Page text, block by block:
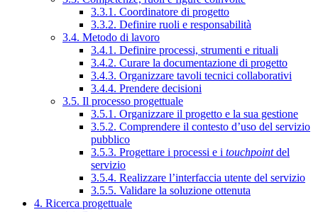
3.3.1. Coordinatore di progetto
3.3.2. Definire ruoli e responsabilità
3.4. Metodo di lavoro
3.4.1. Definire processi, strumenti e rituali
3.4.2. Curare la documentazione di progetto
3.4.3. Organizzare tavoli tecnici collaborativi
3.4.4. Prendere decisioni
3.5. Il processo progettuale
3.5.1. Organizzare il progetto e la sua gestione
3.5.2. Comprendere il contesto d’uso del servizio
pubblico
3.5.3. Progettare i processi e i touchpointdel
servizio
3.5.4. Realizzare l’interfaccia utente del servizio
3.5.5. Validare la soluzione ottenuta
4. Ricerca progettuale